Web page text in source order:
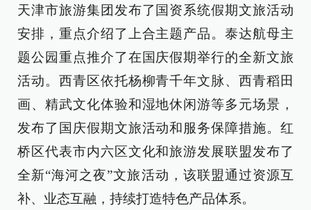
天津市旅游集团发布了国资系统假期文旅活动
安排，重点介绍了上合主题产品。泰达航母主
题公园重点推介了在国庆假期举行的全新文旅
活动。西青区依托杨柳青千年文脉、西青稻田
画、精武文化体验和湿地休闲游等多元场景，
发布了国庆假期文旅活动和服务保障措施。红
桥区代表市内六区文化和旅游发展联盟发布了
全新“海河之夜”文旅活动，该联盟通过资源互
补、业态互融，持续打造特色产品体系。